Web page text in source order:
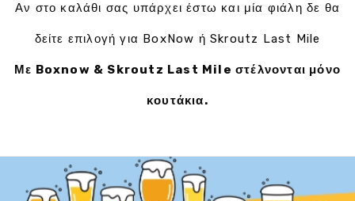
Αν στο καλάθι σας υπάρχει έστω και μία φιάλη δε θα
δείτε επιλογή για BoxNow ή Skroutz Last Mile
Με Boxnow & Skroutz Last Mile στέλνονται μόνο
κουτάκια.